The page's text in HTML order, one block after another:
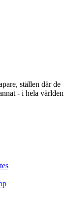
ställen där de
- i hela världen